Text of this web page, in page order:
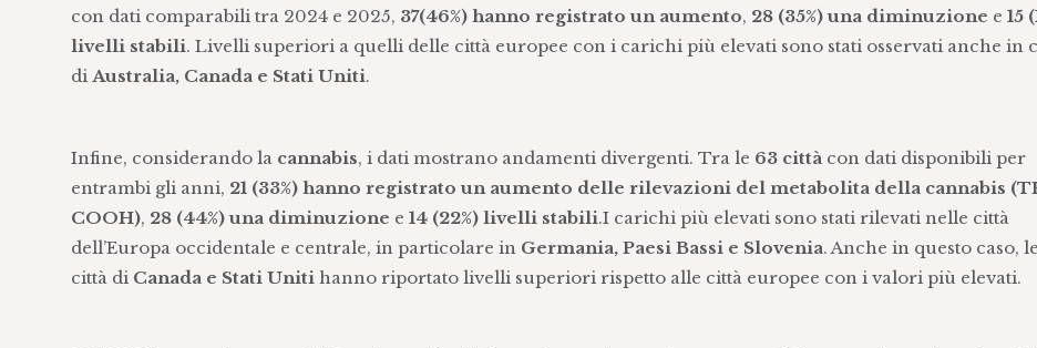
con dati comparabili tra 2024 e 2025, 37(46%) hanno registrato un aumento, 28 (35%) una diminuzione e 15
livelli stabili. Livelli superiori a quelli delle città europee con i carichi più elevati sono stati osservati anche in
di Australia, Canada e Stati Uniti.
Infine, considerando la cannabis, i dati mostrano andamenti divergenti. Tra le 63 cittàcon dati disponibili per
entrambi gli anni, 21 (33%) hanno registrato un aumento delle rilevazioni del metabolita della cannabis
COOH), 28 (44%) una diminuzione e 14 (22%) livelli stabili.I carichi più elevati sono stati rilevati nelle città
dell’Europa occidentale e centrale, in particolare in Germania, Paesi Bassi e Slovenia. Anche in questo caso, le
città di Canada e Stati Unitihanno riportato livelli superiori rispetto alle città europee con i valori più elevati.